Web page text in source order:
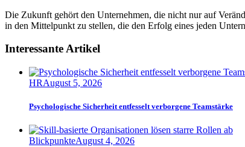
Die Zukunft gehört den Unternehmen, die nicht nur auf
in den Mittelpunkt zu stellen, die den Erfolg eines jeden
Interessante Artikel
HRAugust 5, 2026
Psychologische Sicherheit entfesselt verborgene Teamstärke
BlickpunkteAugust 4, 2026